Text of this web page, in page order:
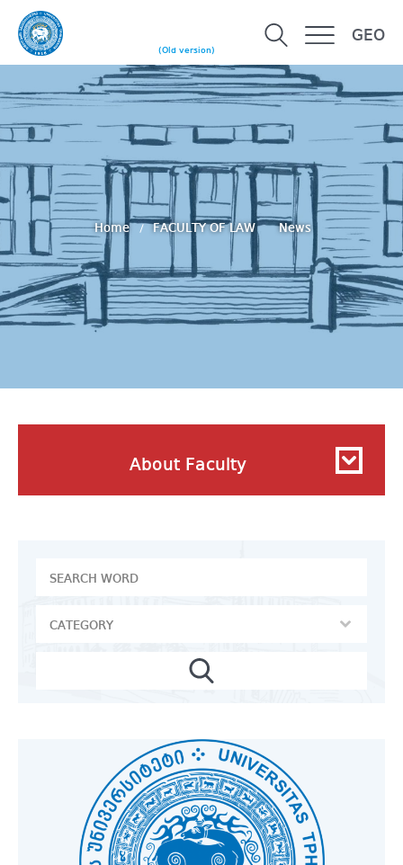
(Old version)
GEO
Home FACULTY OF LAW News
About Faculty